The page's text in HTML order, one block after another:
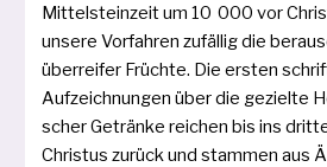
Mittelsteinzeit um 10 000 vor
unse­re Vorfahren zufäl­lig die
über­rei­fer Früchte. Die ers­ten
Aufzeichnungen über die geziel­te
scher Getränke rei­chen bis ins
Christus zurück und stam­men aus